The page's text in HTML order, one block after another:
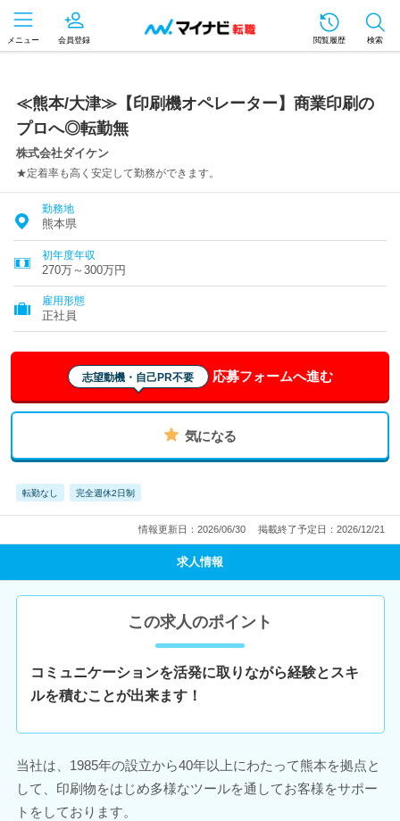
メニュー 会員登録 閲覧履歴 検索
≪熊本/大津≫【印刷機オペレーター】商業印刷の
プロへ◎転勤無
株式会社ダイケン
★定着率も高く安定して勤務ができます。
勤務地
熊本県
初年度年収
270万～300万円
雇用形態
正社員
志望動機・自己PR不要 応募フォームへ進む
気になる
転勤なし 完全週休2日制
情報更新日：2026/06/30 掲載終了予定日：2026/12/21
求人情報
この求人のポイント
コミュニケーションを活発に取りながら経験とスキ
ルを積むことが出来ます！
当社は、1985年の設立から40年以上にわたって熊本を拠点と
して、印刷物をはじめ多様なツールを通してお客様をサポー
トをしております。